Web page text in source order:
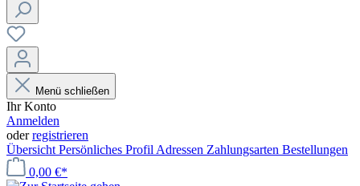
Menü schließen
Ihr Konto
Anmelden
oderregistrieren
Übersicht Persönliches Profil Adressen Zahlungsarten Bestellungen
0,00 €*